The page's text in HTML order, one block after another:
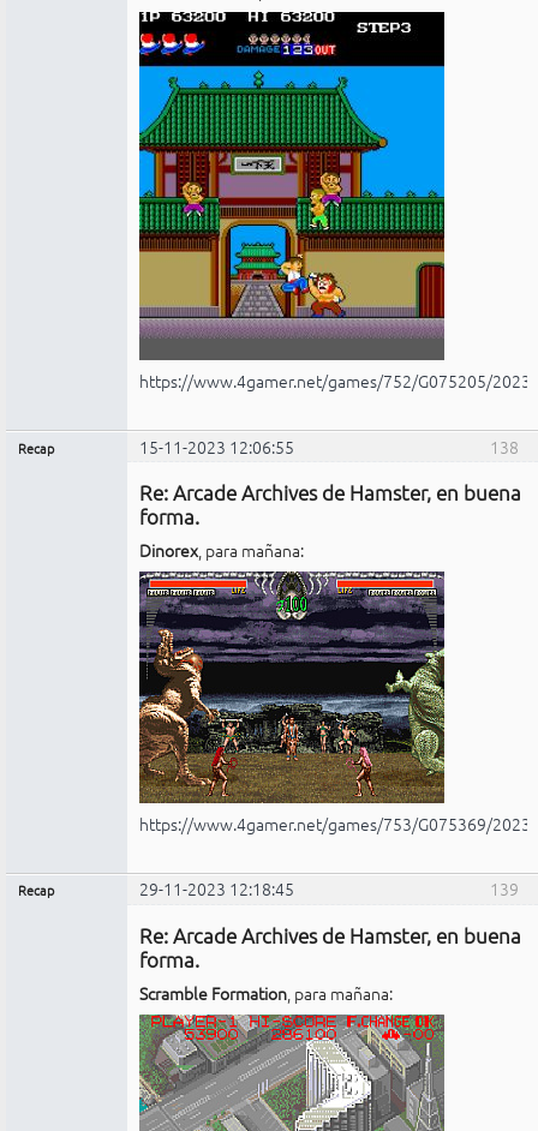
https://www.4gamer.net/games/752/G075205/
138
Recap 15-11-2023 12:06:55
Re: Arcade Archives de Hamster, en buena
forma.
Dinorex, para mañana:
https://www.4gamer.net/games/753/G075369/
139
Recap 29-11-2023 12:18:45
Re: Arcade Archives de Hamster, en buena
forma.
Scramble Formation, para mañana: